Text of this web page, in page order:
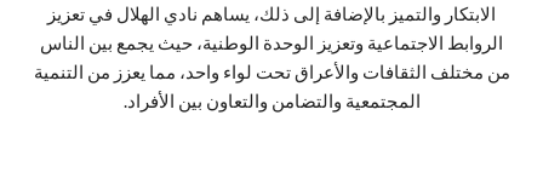
الابتكار والتميز بالإضافة إلى ذلك، يساهم نادي الهلال في تعزيز
الروابط الاجتماعية وتعزيز الوحدة الوطنية، حيث يجمع بين الناس
من مختلف الثقافات والأعراق تحت لواء واحد، مما يعزز من التنمية
المجتمعية والتضامن والتعاون بين الأفراد.